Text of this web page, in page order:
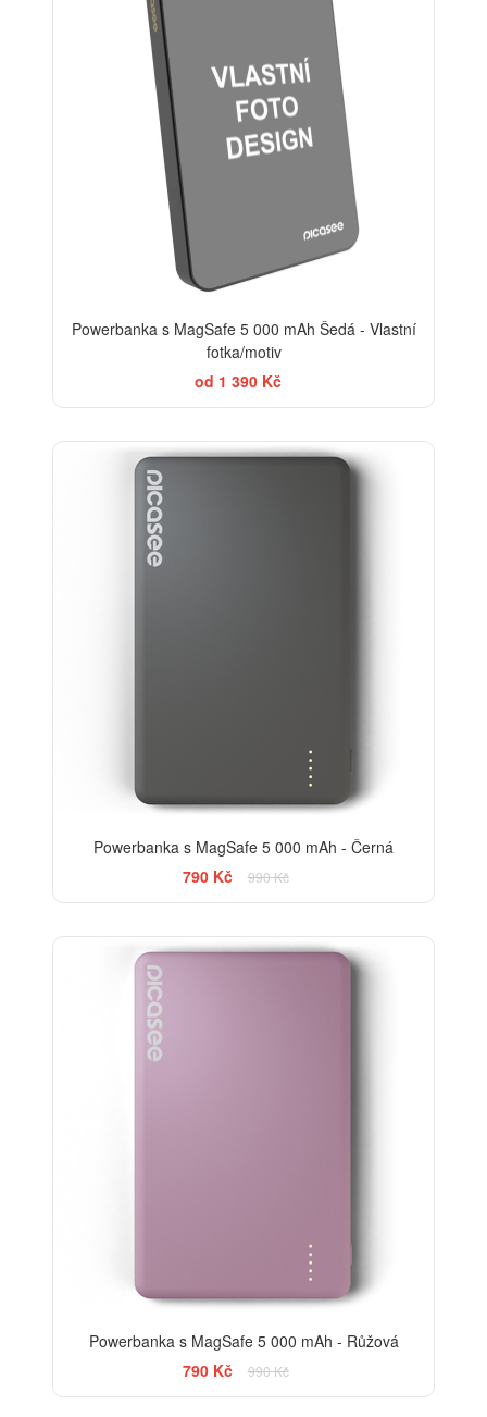
Powerbanka s MagSafe 5 000 mAh Šedá - Vlastní
fotka/motiv
od 1 390 Kč
Powerbanka s MagSafe 5 000 mAh - Černá
790 Kč
990 Kč
Powerbanka s MagSafe 5 000 mAh - Růžová
790 Kč
990 Kč